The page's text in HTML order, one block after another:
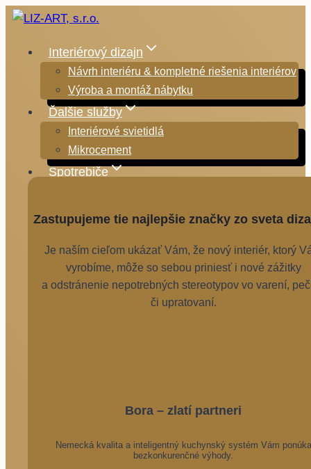
Skip
content
Interiérový dizajn
Návrh interiéru & kompletné riešenia interiérov
Výroba a montáž nábytku
Ďalšie služby
Interiérové svietidlá
Mikrocement
Spotrebiče
Zastupujeme tie najlepšie značky zo sveta
Je naším cieľom ukázať Vám, že nový interiér, ktorý
vyrobíme, môže so sebou priniesť i nové zážitky
a odstránenie nepotrebných stereotypov vo varení,
či upratovaní.
Bora – zlatí partneri
Nemecká kvalita a inteligentný kuchynský systém Vám ponúka
bezkonkurenčné výhody.